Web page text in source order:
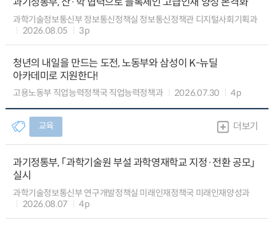
과학기술정보통신부 정보통신정책실 정보통신정책관 디지털사회기획과
2026.08.05
3p
청년의 내일을 만드는 도전, 노동부와 삼성이 K-뉴딜
아카데미로 지원한다!
고용노동부 직업능력정책국 직업능력정책과 2026.07.30 4p
교육 더보기
과기정통부, 「과학기술원 부설 과학영재학교 지정·전환 공모」
실시
과학기술정보통신부 연구개발정책실 미래인재정책국 미래인재양성과
2026.08.07
4p